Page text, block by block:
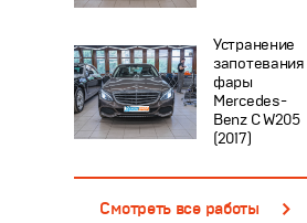
Устранение
запотевания
фары
Mercedes-
Benz C W205
(2017)
Смотреть все работы